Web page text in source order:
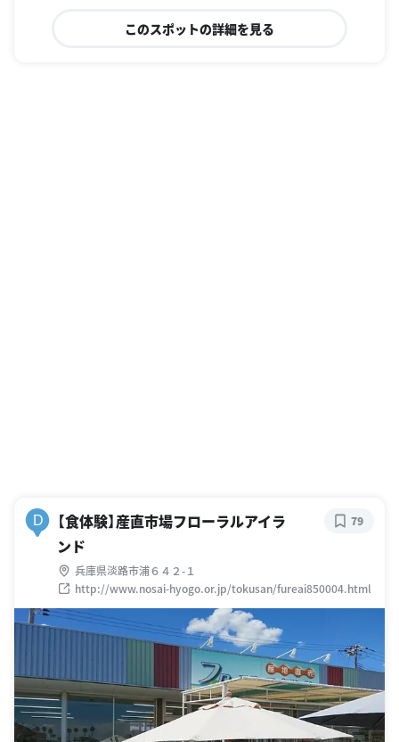
このスポットの詳細を見る
D
【食体験】産直市場フローラルアイラ
ンド
兵庫県淡路市浦６４２-１
http://www.nosai-hyogo.or.jp/tokusan/fureai850004.html
79